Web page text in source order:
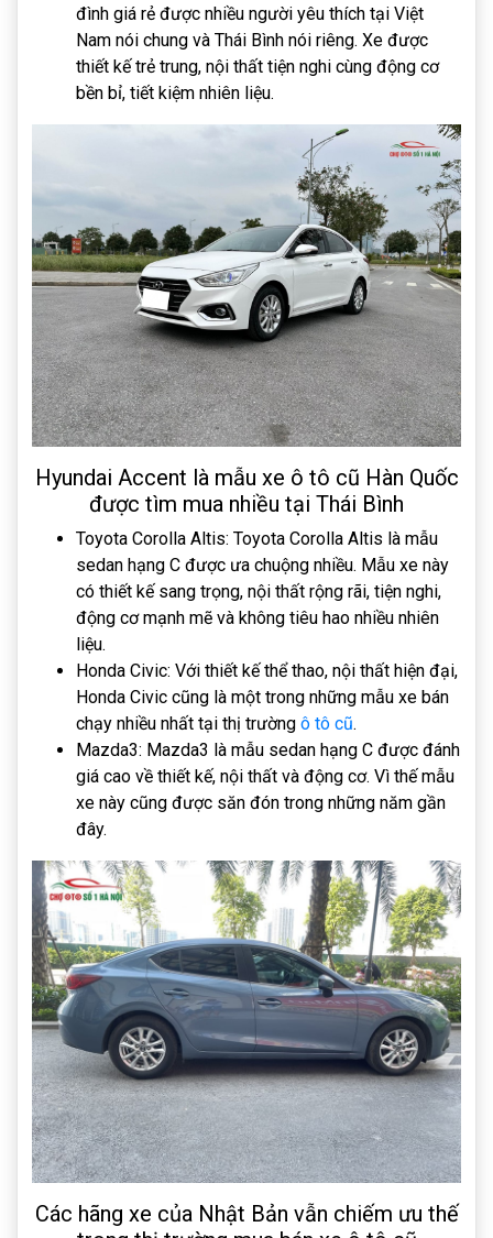
đình giá rẻ được nhiều người yêu thích tại Việt
Nam nói chung và Thái Bình nói riêng. Xe được
thiết kế trẻ trung, nội thất tiện nghi cùng động cơ
bền bỉ, tiết kiệm nhiên liệu.
Hyundai Accent là mẫu xe ô tô cũ Hàn Quốc
được tìm mua nhiều tại Thái Bình
Toyota Corolla Altis: Toyota Corolla Altis là mẫu
sedan hạng C được ưa chuộng nhiều. Mẫu xe này
có thiết kế sang trọng, nội thất rộng rãi, tiện nghi,
động cơ mạnh mẽ và không tiêu hao nhiều nhiên
liệu.
Honda Civic: Với thiết kế thể thao, nội thất hiện đại,
Honda Civic cũng là một trong những mẫu xe bán
chạy nhiều nhất tại thị trường ô tô cũ.
Mazda3: Mazda3 là mẫu sedan hạng C được đánh
giá cao về thiết kế, nội thất và động cơ. Vì thế mẫu
xe này cũng được săn đón trong những năm gần
đây.
Các hãng xe của Nhật Bản vẫn chiếm ưu thế